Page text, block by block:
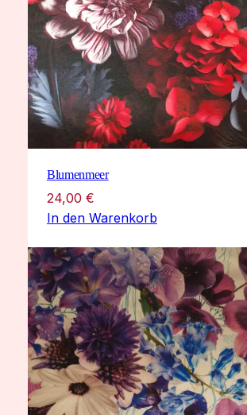
Blumenmeer
24,00 €
In den Warenkorb